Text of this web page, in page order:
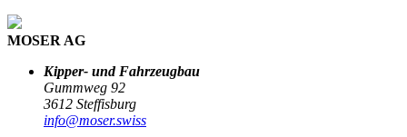
MOSER AG
Kipper- und Fahrzeugbau
Gummweg 92
3612 Steffisburg
info@moser.swiss